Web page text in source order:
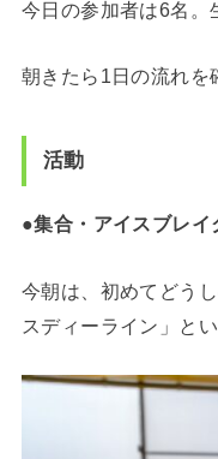
今日の参加者は6名。
朝きたら1日の流れを
活動
●集合・アイスブレイ
今朝は、初めてどう
スディーライン」と